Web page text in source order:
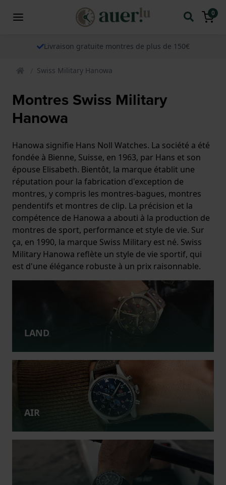
0
Livraison gratuite montres de plus de 150€
Swiss Military Hanowa
Montres Swiss Military
Hanowa
Hanowa signifie Hans Noll Watches. La société a été
fondée à Bienne, Suisse, en 1963, par Hans et son
épouse Elisabeth. Bientôt, la marque établit une
réputation pour la fabrication d'exception de
montres, y compris les montres-bagues, montres
pendentifs et montres de clip. La précision et la
compétence de Hanowa a abouti à la production de
montres de sport, performance et style de vie. Sur
ça, en 1990, la marque Swiss Military est né. Swiss
Military Hanowa reflète un style de vie sportif, qui
est d'une élégance robuste à un prix raisonnable.
LAND
AIR